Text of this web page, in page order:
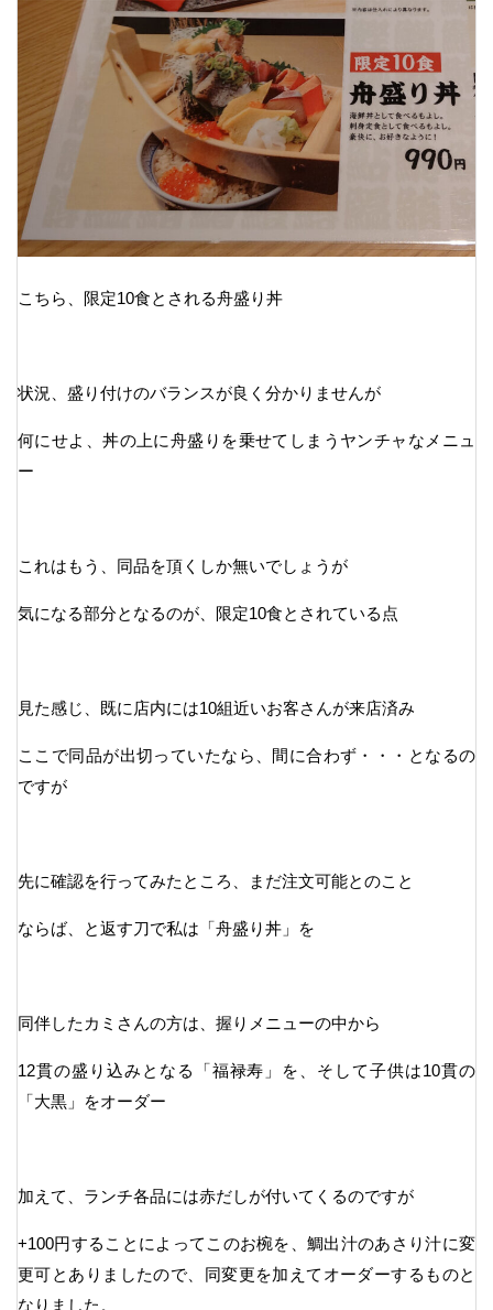
こちら、限定10食とされる舟盛り丼
状況、盛り付けのバランスが良く分かりませんが
何にせよ、丼の上に舟盛りを乗せてしまうヤンチャなメニュ
ー
これはもう、同品を頂くしか無いでしょうが
気になる部分となるのが、限定10食とされている点
見た感じ、既に店内には10組近いお客さんが来店済み
ここで同品が出切っていたなら、間に合わず・・・となるの
ですが
先に確認を行ってみたところ、まだ注文可能とのこと
ならば、と返す刀で私は「舟盛り丼」を
同伴したカミさんの方は、握りメニューの中から
12貫の盛り込みとなる「福禄寿」を、そして子供は10貫の
「大黒」をオーダー
加えて、ランチ各品には赤だしが付いてくるのですが
+100円することによってこのお椀を、鯛出汁のあさり汁に変
更可とありましたので、同変更を加えてオーダーするものと
なりました。